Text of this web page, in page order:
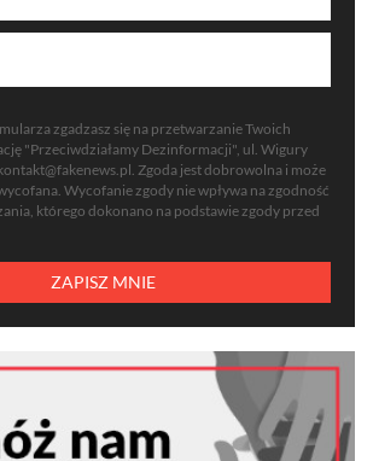
zgadzasz się na przetwarzanie Twoich
"Przeciwdziałamy Dezinformacji", ul. Wigury
. Zgoda jest dobrowolna i może
Wycofanie zgody nie wpływa na zgodność
którego dokonano na podstawie zgody przed